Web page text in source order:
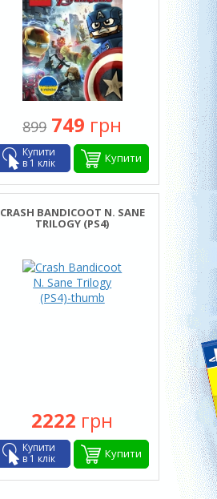
899 749 грн
Купити
Купити
в 1 клік
CRASH BANDICOOT N. SANE
TRILOGY (PS4)
2222 грн
Купити
Купити
в 1 клік